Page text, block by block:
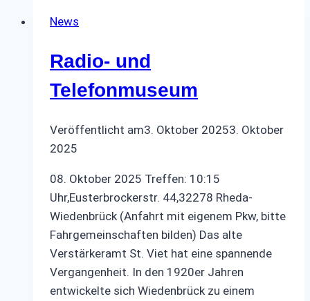
News
Radio- und
Telefonmuseum
Veröffentlicht am3. Oktober 20253. Oktober
2025
08. Oktober 2025 Treffen: 10:15
Uhr,Eusterbrockerstr. 44,32278 Rheda-
Wiedenbrück (Anfahrt mit eigenem Pkw, bitte
Fahrgemeinschaften bilden) Das alte
Verstärkeramt St. Viet hat eine spannende
Vergangenheit. In den 1920er Jahren
entwickelte sich Wiedenbrück zu einem